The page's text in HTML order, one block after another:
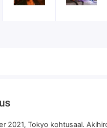
2021, Tokyo kohtusaal.